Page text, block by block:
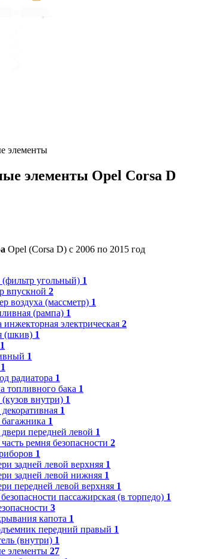
элементы
элементы Opel Corsa D
Opel (Corsa D) с 2006 по 2015 год
(фильтр угольный) 1
впускной 2
воздуха (массметр) 1
(рампа) 1
электрическая 2
(шкив) 1
1
1
радиатора 1
топливного бака 1
внутри) 1
1
1
передней левой 1
ремня безопасности 2
1
задней левой верхняя 1
задней левой нижняя 1
передней левой верхняя 1
пассажирская (в торпедо) 1
3
капота 1
передний правый 1
(внутри) 1
элементы 27